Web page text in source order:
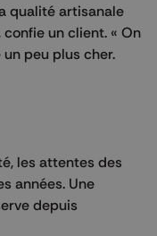
qualité artisanale
confie un client. « On
peu plus cher.
les attentes des
années. Une
depuis